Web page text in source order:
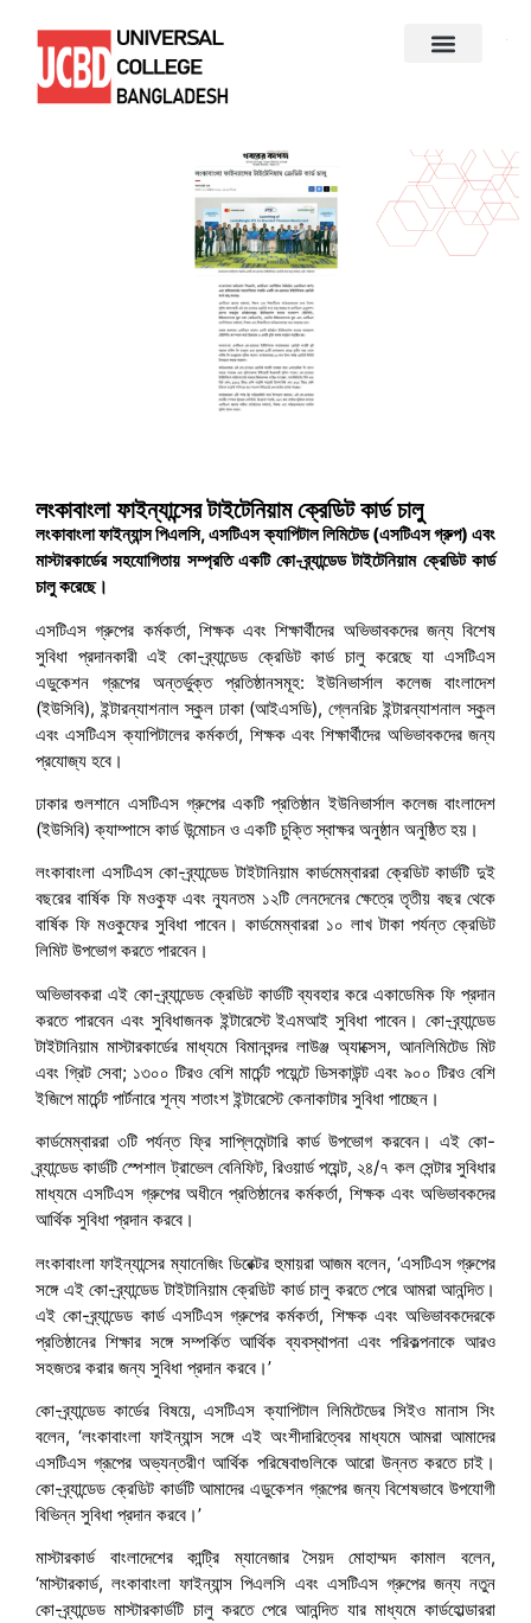
লংকাবাংলা ফাইন্যান্সের টাইটেনিয়াম ক্রেডিট কার্ড চালু
লংকাবাংলা ফাইন্যান্স পিএলসি, এসটিএস ক্যাপিটাল লিমিটেড (এসটিএস গ্রুপ) এবং
মাস্টারকার্ডের সহযোগিতায় সম্প্রতি একটি কো-ব্র্যান্ডেড টাইটেনিয়াম ক্রেডিট কার্ড
চালু করেছে।
এসটিএস গ্রুপের কর্মকর্তা, শিক্ষক এবং শিক্ষার্থীদের অভিভাবকদের জন্য বিশেষ
সুবিধা প্রদানকারী এই কো-ব্র্যান্ডেড ক্রেডিট কার্ড চালু করেছে যা এসটিএস
এডুকেশন গ্রূপের অন্তর্ভুক্ত প্রতিষ্ঠানসমূহ: ইউনিভার্সাল কলেজ বাংলাদেশ
(ইউসিবি), ইন্টারন্যাশনাল স্কুল ঢাকা (আইএসডি), গ্লেনরিচ ইন্টারন্যাশনাল স্কুল
এবং এসটিএস ক্যাপিটালের কর্মকর্তা, শিক্ষক এবং শিক্ষার্থীদের অভিভাবকদের জন্য
প্রযোজ্য হবে।
ঢাকার গুলশানে এসটিএস গ্রুপের একটি প্রতিষ্ঠান ইউনিভার্সাল কলেজ বাংলাদেশ
(ইউসিবি) ক্যাম্পাসে কার্ড উন্মোচন ও একটি চুক্তি স্বাক্ষর অনুষ্ঠান অনুষ্ঠিত হয়।
লংকাবাংলা এসটিএস কো-ব্র্যান্ডেড টাইটানিয়াম কার্ডমেম্বাররা ক্রেডিট কার্ডটি দুই
বছরের বার্ষিক ফি মওকুফ এবং ন্যূনতম ১২টি লেনদেনের ক্ষেত্রে তৃতীয় বছর থেকে
বার্ষিক ফি মওকুফের সুবিধা পাবেন। কার্ডমেম্বাররা ১০ লাখ টাকা পর্যন্ত ক্রেডিট
লিমিট উপভোগ করতে পারবেন।
অভিভাবকরা এই কো-ব্র্যান্ডেড ক্রেডিট কার্ডটি ব্যবহার করে একাডেমিক ফি প্রদান
করতে পারবেন এবং সুবিধাজনক ইন্টারেস্টে ইএমআই সুবিধা পাবেন। কো-ব্র্যান্ডেড
টাইটানিয়াম মাস্টারকার্ডের মাধ্যমে বিমানবন্দর লাউঞ্জ অ্যাক্সেস, আনলিমিটেড মিট
এবং গ্রিট সেবা; ১৩০০ টিরও বেশি মার্চেন্ট পয়েন্টে ডিসকাউন্ট এবং ৯০০ টিরও বেশি
ইজিপে মার্চেন্ট পার্টনারে শূন্য শতাংশ ইন্টারেস্টে কেনাকাটার সুবিধা পাচ্ছেন।
কার্ডমেম্বাররা ৩টি পর্যন্ত ফ্রি সাপ্লিমেন্টারি কার্ড উপভোগ করবেন। এই কো-
ব্র্যান্ডেড কার্ডটি স্পেশাল ট্রাভেল বেনিফিট, রিওয়ার্ড পয়েন্ট, ২৪/৭ কল সেন্টার সুবিধার
মাধ্যমে এসটিএস গ্রুপের অধীনে প্রতিষ্ঠানের কর্মকর্তা, শিক্ষক এবং অভিভাবকদের
আর্থিক সুবিধা প্রদান করবে।
লংকাবাংলা ফাইন্যান্সের ম্যানেজিং ডিরেক্টর হুমায়রা আজম বলেন, ‘এসটিএস গ্রুপের
সঙ্গে এই কো-ব্র্যান্ডেড টাইটানিয়াম ক্রেডিট কার্ড চালু করতে পেরে আমরা আনন্দিত।
এই কো-ব্র্যান্ডেড কার্ড এসটিএস গ্রুপের কর্মকর্তা, শিক্ষক এবং অভিভাবকদেরকে
প্রতিষ্ঠানের শিক্ষার সঙ্গে সম্পর্কিত আর্থিক ব্যবস্থাপনা এবং পরিকল্পনাকে আরও
সহজতর করার জন্য সুবিধা প্রদান করবে।’
কো-ব্র্যান্ডেড কার্ডের বিষয়ে, এসটিএস ক্যাপিটাল লিমিটেডের সিইও মানাস সিং
বলেন, ‘লংকাবাংলা ফাইন্যান্স সঙ্গে এই অংশীদারিত্বের মাধ্যমে আমরা আমাদের
এসটিএস গ্রূপের অভ্যন্তরীণ আর্থিক পরিষেবাগুলিকে আরো উন্নত করতে চাই।
কো-ব্র্যান্ডেড ক্রেডিট কার্ডটি আমাদের এডুকেশন গ্রূপের জন্য বিশেষভাবে উপযোগী
বিভিন্ন সুবিধা প্রদান করবে।’
মাস্টারকার্ড বাংলাদেশের কান্ট্রি ম্যানেজার সৈয়দ মোহাম্মদ কামাল বলেন,
‘মাস্টারকার্ড, লংকাবাংলা ফাইন্যান্স পিএলসি এবং এসটিএস গ্রুপের জন্য নতুন
কো-ব্র্যান্ডেড মাস্টারকার্ডটি চালু করতে পেরে আনন্দিত যার মাধ্যমে কার্ডহোল্ডাররা